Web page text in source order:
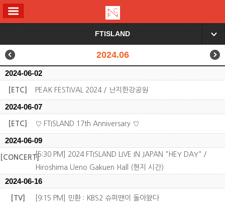
FTISLAND ▼
2024.06
2024-06-02
[ETC] PEAK FESTIVAL 2024 / 난지한강공원
2024-06-07
[ETC] ♡ FTISLAND 17th Anniversary ♡
2024-06-09
[CONCERT][5:30 PM] 2024 FTISLAND LIVE IN JAPAN "HEY DAY" /
Hiroshima Ueno Gakuen Hall (현지 시간)
2024-06-16
[TV] [9:15 PM] 민환 : KBS2 슈퍼맨이 돌아왔다